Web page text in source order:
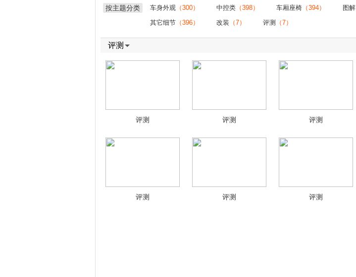
按主题分类 车身外观 （300） 中控类 （398） 车厢座椅 （394） 图解
其它细节 （396） 改装 （7） 评测 （7）
评测
评测 评测 评测
评测 评测 评测